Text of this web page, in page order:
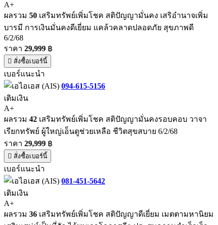
A+
ผลรวม 50 เสริมทรัพย์เพิ่มโชค สติปัญญามั่นคง เสริอำนาจเพิ่ม
บารมี การเงินมั่นคงดีเยี่ยม แคล้วคลาดปลอดภัย สุขภาพดี
6/2/68
ราคา 29,999 ฿
สั่งซื้อเบอร์นี้
เบอร์แนะนำ
094-615-5156
เติมเงิน
A+
ผลรวม 42 เสริมทรัพย์เพิ่มโชค สติปัญญามั่นคงรอบคอบ วาจา
เรียกทรัพย์ ผู้ใหญ่เอ็นดูช่วยเหลือ ชีวิตสุขสบาย 6/2/68
ราคา 29,999 ฿
สั่งซื้อเบอร์นี้
เบอร์แนะนำ
081-451-5642
เติมเงิน
A+
ผลรวม 36 เสริมทรัพย์เพิ่มโชค สติปัญญาดีเยี่ยม เมตตามหานิยม